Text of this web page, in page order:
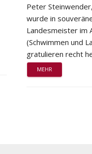
Peter
wurde in
Landesmeister im
(Schwimmen und
gratulieren recht
MEHR